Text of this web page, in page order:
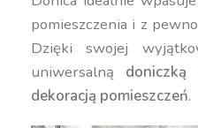
pomieszczenia i z
Dzięki swojej
uniwersalną doniczką
dekoracją pomieszczeń.